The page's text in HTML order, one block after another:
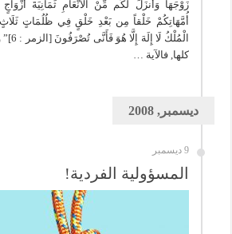
زَوْجَهَا وَأَنزَلَ لَكُم مِّنْ الْأَنْعَامِ ثَمَانِيَةَ
أُمَّهَاتِكُمْ خَلْقاً مِن بَعْدِ خَلْقٍ فِي ظُلُمَاتٍ ثَلَاثٍ
الْمُلْكُ
كلها, فالآية …
ديسمبر, 2008
9 ديسمبر
المسؤولية الفردية!